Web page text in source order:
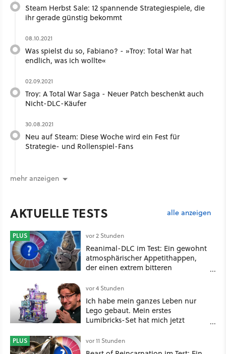
Steam Herbst Sale: 12 spannende Strategiespiele, die
ihr gerade günstig bekommt
08.10.2021
Was spielst du so, Fabiano? - »Troy: Total War hat
endlich, was ich wollte«
02.09.2021
Troy: A Total War Saga - Neuer Patch beschenkt auch
Nicht-DLC-Käufer
30.08.2021
Neu auf Steam: Diese Woche wird ein Fest für
Strategie- und Rollenspiel-Fans
mehr anzeigen
AKTUELLE TESTS alle anzeigen
PLUS vor 2 Stunden
Reanimal-DLC im Test: Ein gewohnt
atmosphärischer Appetithappen,
der einen extrem bitteren
vor 4 Stunden
Ich habe mein ganzes Leben nur
Lego gebaut. Mein erstes
Lumibricks-Set hat mich jetzt
Stack im Test
PLUS vor 11 Stunden